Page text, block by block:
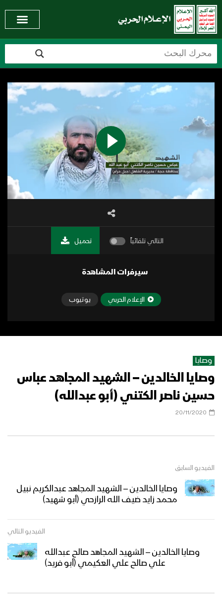
التالي تلقائياً تحميل
سيرفرات المشاهدة
الإعلام الحربي يوتيوب
وصايا
وصايا الخالدين – الشهيد المجاهد عباس
حسين ناصر الكتني (أبو عبدالله)
20/11/2020
الفيديو السابق
وصايا الخالدين – الشهيد المجاهد عبدالكريم نبيل
محمد زايد ضيف الله الرازحي (أبو شهيد)
الفيديو التالي
وصايا الخالدين – الشهيد المجاهد صالح عبدالله
علي صالح علي العكيمي (أبو فريد)